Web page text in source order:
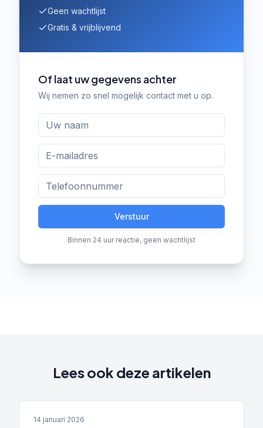
Geen wachtlijst
Gratis & vrijblijvend
Of laat uw gegevens achter
Wij nemen zo snel mogelijk contact met u op.
Verstuur
Binnen 24 uur reactie, geen wachtlijst
Lees ook deze artikelen
14 januari 2026